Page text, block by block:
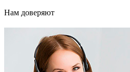
Нам доверяют